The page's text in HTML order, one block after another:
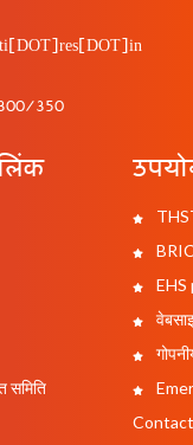
350
समिति
EHS